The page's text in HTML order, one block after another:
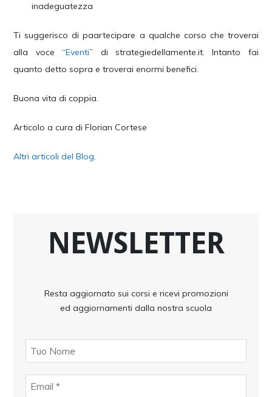
inadeguatezza
Ti suggerisco di paartecipare a qualche corso che troverai
alla voce “Eventi” di strategiedellamente.it. Intanto fai
quanto detto sopra e troverai enormi benefici.
Buona vita di coppia.
Articolo a cura di Florian Cortese
Altri articoli del Blog.
NEWSLETTER
Resta aggiornato sui corsi e ricevi promozioni
ed aggiornamenti dalla nostra scuola